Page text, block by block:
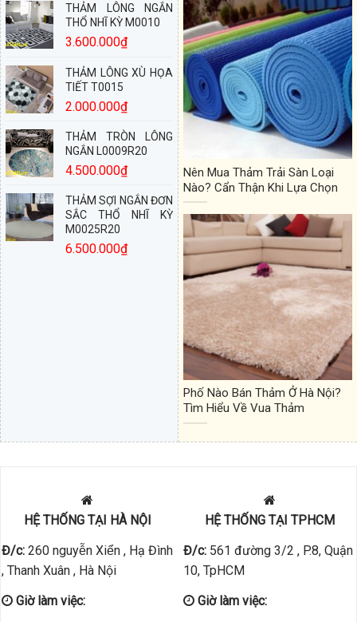
THẢM LÔNG NGẮN
THỔ NHĨ KỲ M0010
3.600.000₫
THẢM LÔNG XÙ HỌA
TIẾT T0015
2.000.000₫
THẢM TRÒN LÔNG
NGẮN L0009R20
4.500.000₫
THẢM SỢI NGẮN ĐƠN
SẮC THỔ NHĨ KỲ
M0025R20
6.500.000₫
Nên Mua Thảm Trải Sàn Loại
Nào? Cẩn Thận Khi Lựa Chọn
Phố Nào Bán Thảm Ở Hà Nội?
Tìm Hiểu Về Vua Thảm
HỆ THỐNG TẠI HÀ NỘI
Đ/c:260 nguyễn Xiển , Hạ Đình
, Thanh Xuân , Hà Nội
Giờ làm việc:
HỆ THỐNG TẠI TPHCM
Đ/c:561 đường 3/2 , P.8, Quận
10, TpHCM
Giờ làm việc: